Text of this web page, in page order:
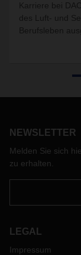
Karriere bei
des Luft- und
Berufsleben
NEWSLETTER
Melden Sie sich
zu erhalten.
LEGAL
Impressum